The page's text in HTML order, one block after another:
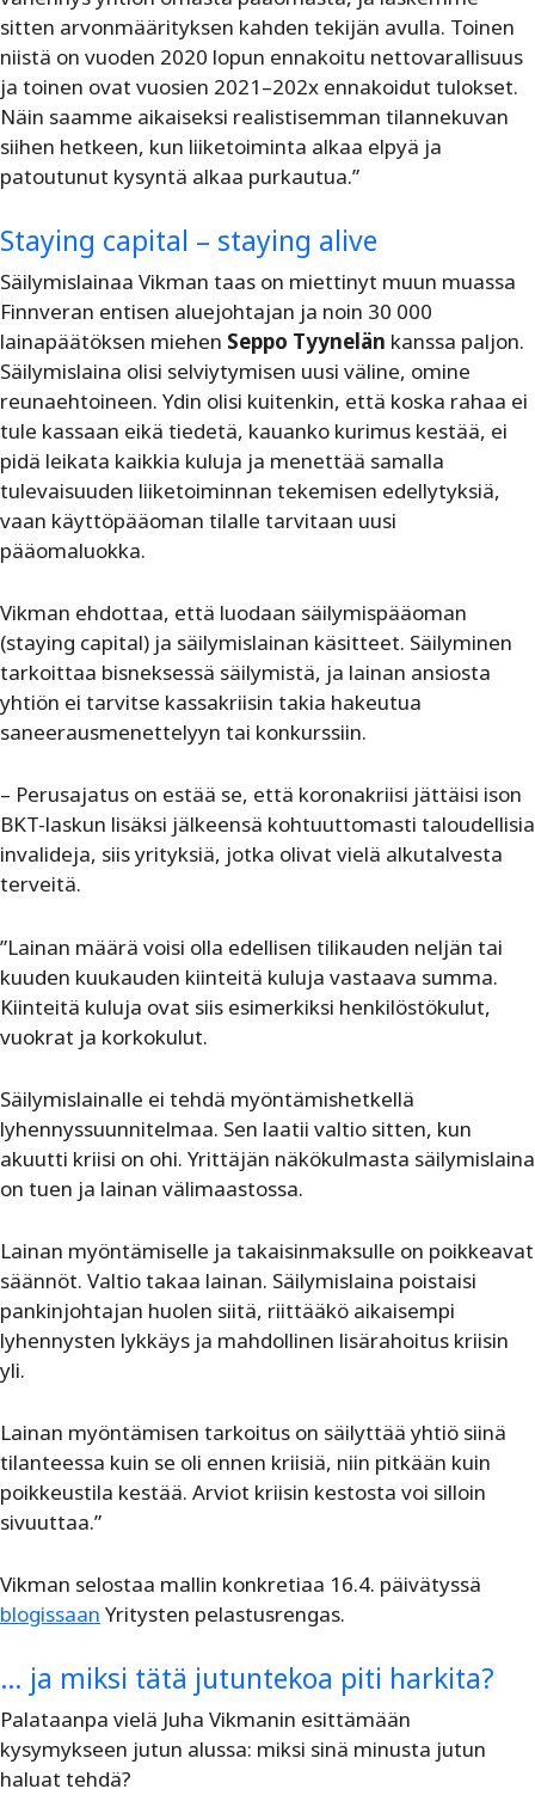
sitten arvonmäärityksen kahden tekijän avulla. Toinen
niistä on vuoden 2020 lopun ennakoitu nettovarallisuus
ja toinen ovat vuosien 2021–202x ennakoidut tulokset.
Näin saamme aikaiseksi realistisemman tilannekuvan
siihen hetkeen, kun liiketoiminta alkaa elpyä ja
patoutunut kysyntä alkaa purkautua.”
Staying capital – staying alive
Säilymislainaa Vikman taas on miettinyt muun muassa
Finnveran entisen aluejohtajan ja noin 30 000
lainapäätöksen miehen Seppo Tyynelän kanssa paljon.
Säilymislaina olisi selviytymisen uusi väline, omine
reunaehtoineen. Ydin olisi kuitenkin, että koska rahaa ei
tule kassaan eikä tiedetä, kauanko kurimus kestää, ei
pidä leikata kaikkia kuluja ja menettää samalla
tulevaisuuden liiketoiminnan tekemisen edellytyksiä,
vaan käyttöpääoman tilalle tarvitaan uusi
pääomaluokka.
Vikman ehdottaa, että luodaan säilymispääoman
(staying capital) ja säilymislainan käsitteet. Säilyminen
tarkoittaa bisneksessä säilymistä, ja lainan ansiosta
yhtiön ei tarvitse kassakriisin takia hakeutua
saneerausmenettelyyn tai konkurssiin.
– Perusajatus on estää se, että koronakriisi jättäisi ison
BKT-laskun lisäksi jälkeensä kohtuuttomasti taloudellisia
invalideja, siis yrityksiä, jotka olivat vielä alkutalvesta
terveitä.
”Lainan määrä voisi olla edellisen tilikauden neljän tai
kuuden kuukauden kiinteitä kuluja vastaava summa.
Kiinteitä kuluja ovat siis esimerkiksi henkilöstökulut,
vuokrat ja korkokulut.
Säilymislainalle ei tehdä myöntämishetkellä
lyhennyssuunnitelmaa. Sen laatii valtio sitten, kun
akuutti kriisi on ohi. Yrittäjän näkökulmasta säilymislaina
on tuen ja lainan välimaastossa.
Lainan myöntämiselle ja takaisinmaksulle on poikkeavat
säännöt. Valtio takaa lainan. Säilymislaina poistaisi
pankinjohtajan huolen siitä, riittääkö aikaisempi
lyhennysten lykkäys ja mahdollinen lisärahoitus kriisin
yli.
Lainan myöntämisen tarkoitus on säilyttää yhtiö siinä
tilanteessa kuin se oli ennen kriisiä, niin pitkään kuin
poikkeustila kestää. Arviot kriisin kestosta voi silloin
sivuuttaa.”
Vikman selostaa mallin konkretiaa 16.4. päivätyssä
blogissaan Yritysten pelastusrengas.
… ja miksi tätä jutuntekoa piti harkita?
Palataanpa vielä Juha Vikmanin esittämään
kysymykseen jutun alussa: miksi sinä minusta jutun
haluat tehdä?